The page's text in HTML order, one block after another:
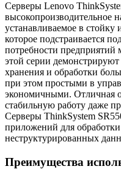
Серверы Lenovo
высокопроизводительное
устанавливаемое в
которое подстраивается
потребности предприятий
этой серии
хранения и обработки
при этом простыми в
экономичными. Отличная
стабильную работу даже
Серверы ThinkSystem
приложений для
неструктурированных
Преимущества